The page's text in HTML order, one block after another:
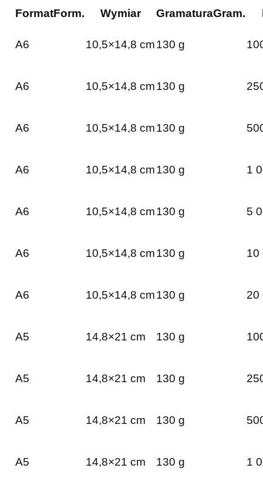
FormatForm. Wymiar GramaturaGram.
A6 10,5×14,8 cm130 g
A6 10,5×14,8 cm130 g
A6 10,5×14,8 cm130 g
A6 10,5×14,8 cm130 g 1
A6 10,5×14,8 cm130 g 5
A6 10,5×14,8 cm130 g 10
A6 10,5×14,8 cm130 g 20
A5 14,8×21 cm 130 g
A5 14,8×21 cm 130 g
A5 14,8×21 cm 130 g
A5 14,8×21 cm 130 g 1